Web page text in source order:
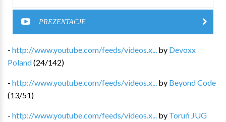
PREZENTACJE
- http://www.youtube.com/feeds/videos.x... by Devoxx
Poland(24/142)
- http://www.youtube.com/feeds/videos.x... by Beyond Code
(13/51)
- http://www.youtube.com/feeds/videos.x... by Toruń JUG